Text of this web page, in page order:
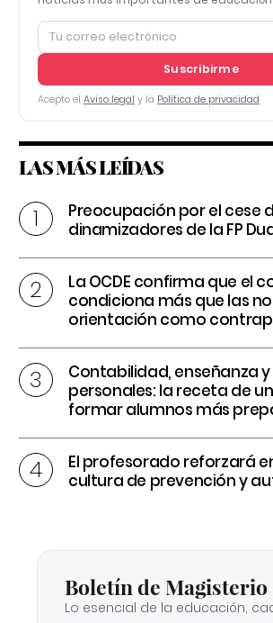
Suscribirme
Acepto el Aviso legal y la Política de privacidad
LAS MÁS LEÍDAS
Preocupación por el cese
dinamizadores de la FP
La OCDE confirma que el
condiciona más que las
orientación como
Contabilidad, enseñanza
personales: la receta de
formar alumnos más
El profesorado reforzará
cultura de prevención y
Boletín de Magisterio
Lo esencial de la educación,